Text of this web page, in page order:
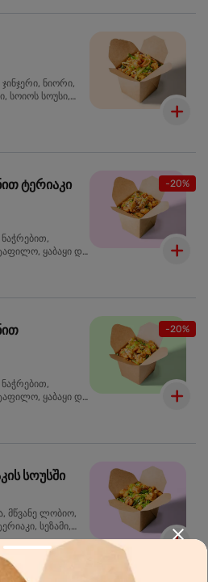
ნიორი,
სოიოს სოუსი,
სეზამის ზეთი,
-20%
ტერიაკი
ლობიო. სეზამის
-20%
ლობიო.
ხახვი
სოუსში
მწვანე ლობიო,
სეზამი,